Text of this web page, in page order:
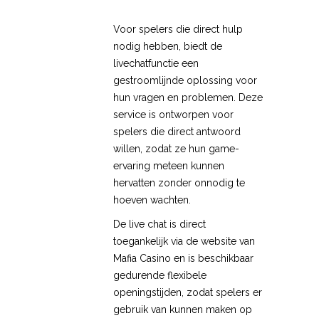
Voor spelers die direct hulp
nodig hebben, biedt de
livechatfunctie een
gestroomlijnde oplossing voor
hun vragen en problemen. Deze
service is ontworpen voor
spelers die direct antwoord
willen, zodat ze hun game-
ervaring meteen kunnen
hervatten zonder onnodig te
hoeven wachten.
De live chat is direct
toegankelijk via de website van
Mafia Casino en is beschikbaar
gedurende flexibele
openingstijden, zodat spelers er
gebruik van kunnen maken op